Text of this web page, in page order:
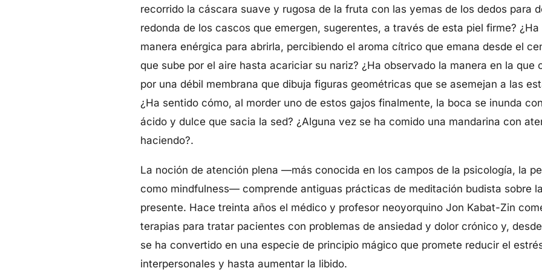
recorrido la cáscara suave y rugosa de la fruta con las yemas de los dedos para
redonda de los cascos que emergen, sugerentes, a través de esta piel firme?
manera enérgica para abrirla, percibiendo el aroma cítrico que emana desde el
que sube por el aire hasta acariciar su nariz? ¿Ha observado la manera en la que
por una débil membrana que dibuja figuras geométricas que se asemejan a las
¿Ha sentido cómo, al morder uno de estos gajos finalmente, la boca se inunda
ácido y dulce que sacia la sed? ¿Alguna vez se ha comido una mandarina con
haciendo?.
La noción de atención plena —más conocida en los campos de la psicología, la
como mindfulness— comprende antiguas prácticas de meditación budista sobre
presente. Hace treinta años el médico y profesor neoyorquino Jon Kabat-Zin
terapias para tratar pacientes con problemas de ansiedad y dolor crónico y,
se ha convertido en una especie de principio mágico que promete reducir el
interpersonales y hasta aumentar la libido.